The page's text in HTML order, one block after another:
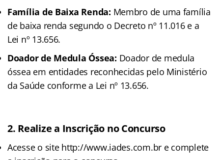
Família de Baixa Renda: Membro de uma família
de baixa renda segundo o Decreto nº 11.016 e a
Lei nº 13.656.
Doador de Medula Óssea: Doador de medula
óssea em entidades reconhecidas pelo Ministério
da Saúde conforme a Lei nº 13.656.
2. Realize a Inscrição no Concurso
Acesse o site http://www.iades.com.br e complete